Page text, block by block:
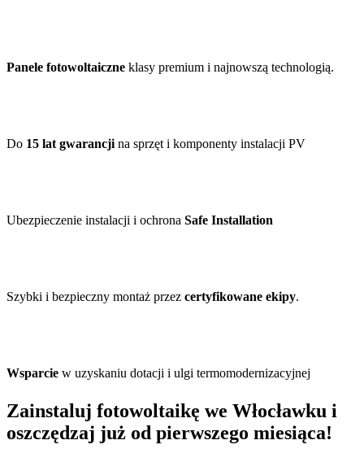
Panele fotowoltaiczne klasy premium i najnowszą technologią.
Do 15 lat gwarancji na sprzęt i komponenty instalacji PV
Ubezpieczenie instalacji i ochrona Safe Installation
Szybki i bezpieczny montaż przez certyfikowane ekipy.
Wsparcie w uzyskaniu dotacji i ulgi termomodernizacyjnej
Zainstaluj fotowoltaikę we Włocławku i
oszczędzaj już od pierwszego miesiąca!